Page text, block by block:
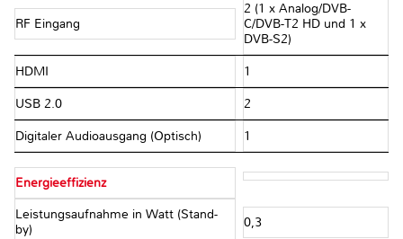
RF Eingang
2 (1 x Analog/DVB-
C/DVB-T2 HD und 1 x
DVB-S2)
HDMI 1
USB 2.0 2
Digitaler Audioausgang (Optisch) 1
Energieeffizienz
Leistungsaufnahme in Watt (Stand-
by)
0,3